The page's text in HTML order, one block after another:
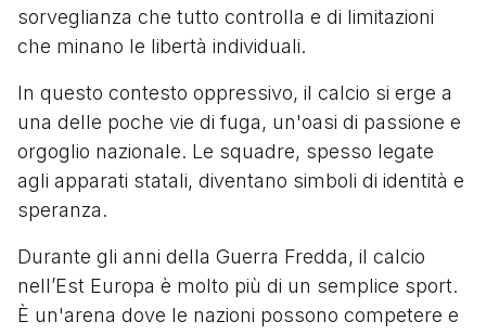
sorveglianza che tutto controlla e di limitazioni
che minano le libertà individuali.
In questo contesto oppressivo, il calcio si erge a
una delle poche vie di fuga, un'oasi di passione e
orgoglio nazionale. Le squadre, spesso legate
agli apparati statali, diventano simboli di identità e
speranza.
Durante gli anni della Guerra Fredda, il calcio
nell’Est Europa è molto più di un semplice sport.
È un'arena dove le nazioni possono competere e